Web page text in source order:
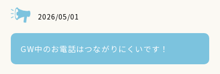
2026/05/01
GW中のお電話はつながりにくいです！